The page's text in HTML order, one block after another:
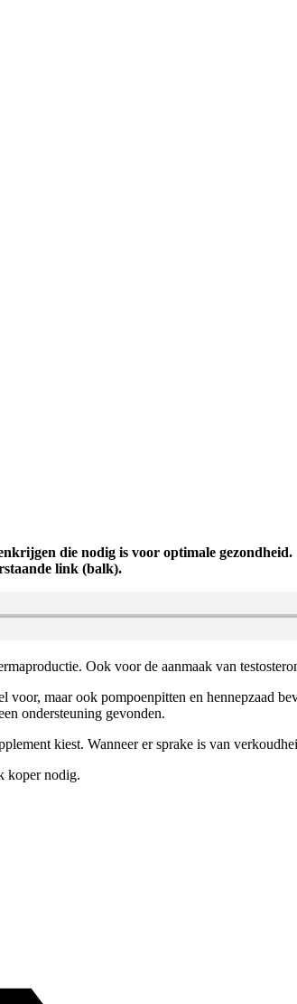
die nodig is voor optimale gezondheid.
link (balk).
Ook voor de aanmaak van
maar ook pompoenpitten en hennepzaad
ondersteuning gevonden.
kiest. Wanneer er sprake is van
koper nodig.